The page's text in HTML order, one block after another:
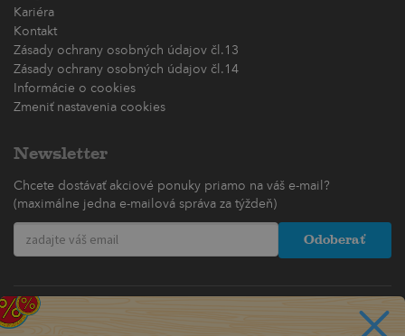
Kariéra
Kontakt
Zásady ochrany osobných údajov čl.13
Zásady ochrany osobných údajov čl.14
Informácie o cookies
Zmeniť nastavenia cookies
Newsletter
Chcete dostávať akciové ponuky priamo na váš e-mail?
(maximálne jedna e-mailová správa za týždeň)
Odoberať